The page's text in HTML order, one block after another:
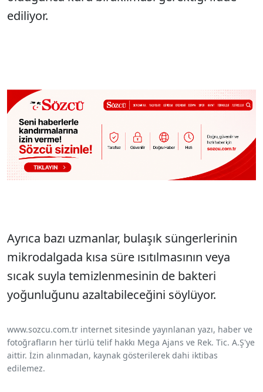
ediliyor.
Ayrıca bazı uzmanlar, bulaşık süngerlerinin
mikrodalgada kısa süre ısıtılmasının veya
sıcak suyla temizlenmesinin de bakteri
yoğunluğunu azaltabileceğini söylüyor.
www.sozcu.com.tr internet sitesinde yayınlanan yazı, haber ve
fotoğrafların her türlü telif hakkı Mega Ajans ve Rek. Tic. A.Ş'ye
aittir. İzin alınmadan, kaynak gösterilerek dahi iktibas
edilemez.